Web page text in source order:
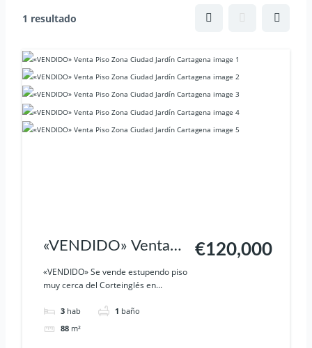
1 resultado
«VENDIDO» Venta
Piso Zona Ciudad
Jardín Cartagena
«VENDIDO» Se vende estupendo piso
muy cerca del Corteinglés en...
3 hab 1 baño
88 m²
€120,000